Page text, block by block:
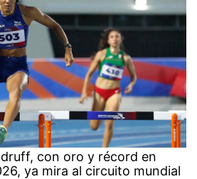
con oro y récord en
ya mira al circuito mundial